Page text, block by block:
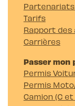
Tarifs
Rapport
Carrières
Passer mon
Permis
Permis
Camion (C et